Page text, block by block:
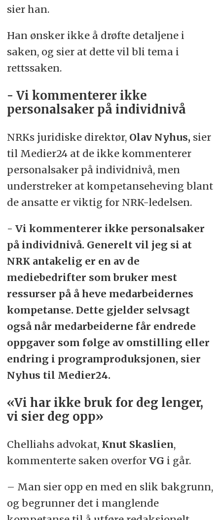
sier han.
Han ønsker ikke å drøfte detaljene i
saken, og sier at dette vil bli tema i
rettssaken.
- Vi kommenterer ikke
personalsaker på individnivå
NRKs juridiske direktør,Olav Nyhus, sier
til Medier24 at de ikke kommenterer
personalsaker på individnivå, men
understreker at kompetanseheving blant
de ansatte er viktig for NRK-ledelsen.
- Vi kommenterer ikke personalsaker
på individnivå. Generelt vil jeg si at
NRK antakelig er en av de
mediebedrifter som bruker mest
ressurser på å heve medarbeidernes
kompetanse. Dette gjelder selvsagt
også når medarbeiderne får endrede
oppgaver som følge av omstilling eller
endring i programproduksjonen, sier
Nyhus til Medier24.
«Vi har ikke bruk for deg lenger,
vi sier deg opp»
Chelliahs advokat, Knut Skaslien,
kommenterte saken overfor VG i går.
– Man sier opp en med en slik bakgrunn,
og begrunner det i manglende